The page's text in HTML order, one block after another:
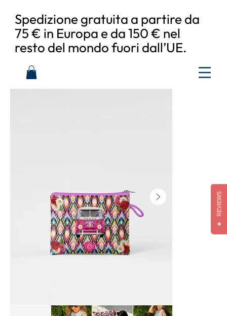
Spedizione gratuita a partire da
75 € in Europa e da 150 € nel
resto del mondo fuori dall’UE.
★
REVIEWS